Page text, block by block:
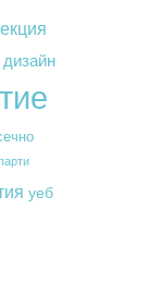
дизайн
уеб